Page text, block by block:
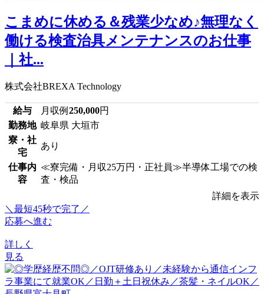
こまめに休める＆残業少なめ♪無理なく
働ける検査治具メンテナンスのお仕事
｜社...
株式会社BREXA Technology
給与 月収例 250,000円
勤務地 岐阜県 大垣市
寮・社
宅
あり
仕事内
容
≪寮完備・月収25万円・正社員≫半導体工場での検
査・検品
詳細を表示
＼最短45秒で完了／
応募へ進む
詳しく
見る